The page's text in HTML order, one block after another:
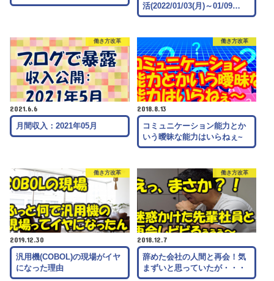
活(2022/01/03(月)～01/09…
働き方改革
2021.6.6
月間収入：2021年05月
働き方改革
2018.8.13
コミュニケーション能力とか
いう曖昧な能力はいらねぇ~
働き方改革
2019.12.30
汎用機(COBOL)の現場がイヤ
になった理由
働き方改革
2018.12.7
辞めた会社の人間と再会！気
まずいと思っていたが・・・